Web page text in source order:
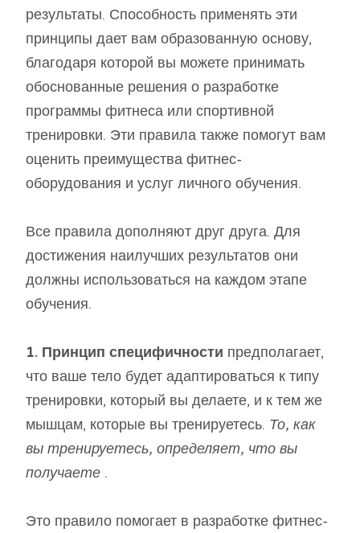
результаты. Способность применять эти
принципы дает вам образованную основу,
благодаря которой вы можете принимать
обоснованные решения о разработке
программы фитнеса или спортивной
тренировки. Эти правила также помогут вам
оценить преимущества фитнес-
оборудования и услуг личного обучения.
Все правила дополняют друг друга. Для
достижения наилучших результатов они
должны использоваться на каждом этапе
обучения.
1. Принцип специфичности предполагает,
что ваше тело будет адаптироваться к типу
тренировки, который вы делаете, и к тем же
мышцам, которые вы тренируетесь. То, как
вы тренируетесь, определяет, что вы
получаете .
Это правило помогает в разработке фитнес-